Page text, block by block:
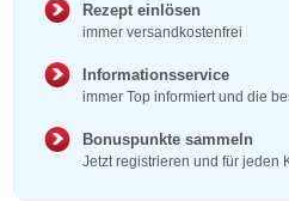
Rezept einlösen
immer versandkostenfrei
Informationsservice
immer Top informiert und die
Bonuspunkte sammeln
Jetzt registrieren und für jeden